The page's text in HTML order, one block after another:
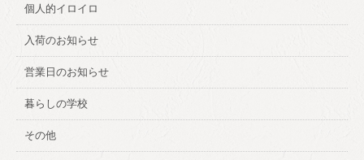
個人的イロイロ
入荷のお知らせ
営業日のお知らせ
暮らしの学校
その他